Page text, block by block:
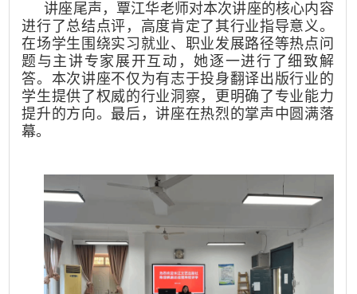
讲座尾声，覃江华老师对本次讲座的核心内容
进行了总结点评，高度肯定了其行业指导意义。
在场学生围绕实习就业、职业发展路径等热点问
题与主讲专家展开互动，她逐一进行了细致解
答。本次讲座不仅为有志于投身翻译出版行业的
学生提供了权威的行业洞察，更明确了专业能力
提升的方向。最后，讲座在热烈的掌声中圆满落
幕。